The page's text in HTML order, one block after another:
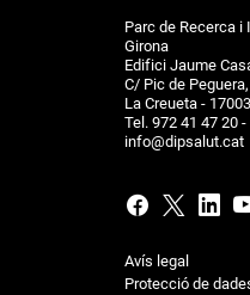
Parc de Recerca i
Girona
Edifici Jaume
C/ Pic de
La Creueta -
Tel. 972 41 47 20
info@dipsalut.cat
Avís legal
Protecció de